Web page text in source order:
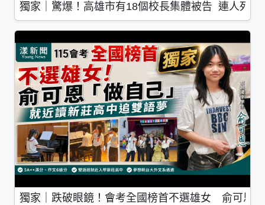
獨家｜驚爆！高雄市有18個校長集體被告 連人死了
獨家｜跌破眼鏡！會考全國榜首不選雄女 俞可恩